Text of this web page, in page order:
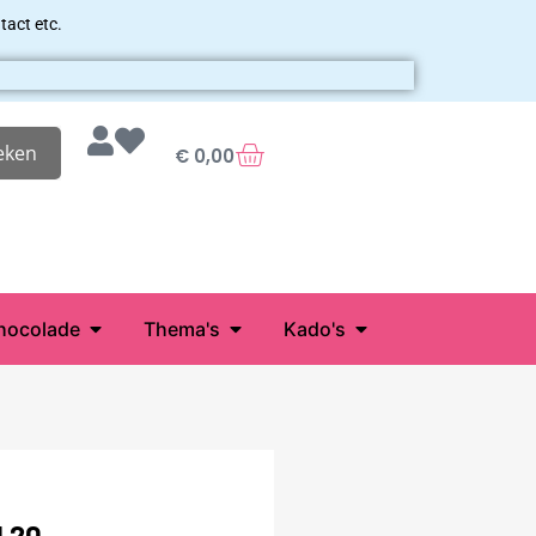
etc.
€ 0,00
Thema's Kado's